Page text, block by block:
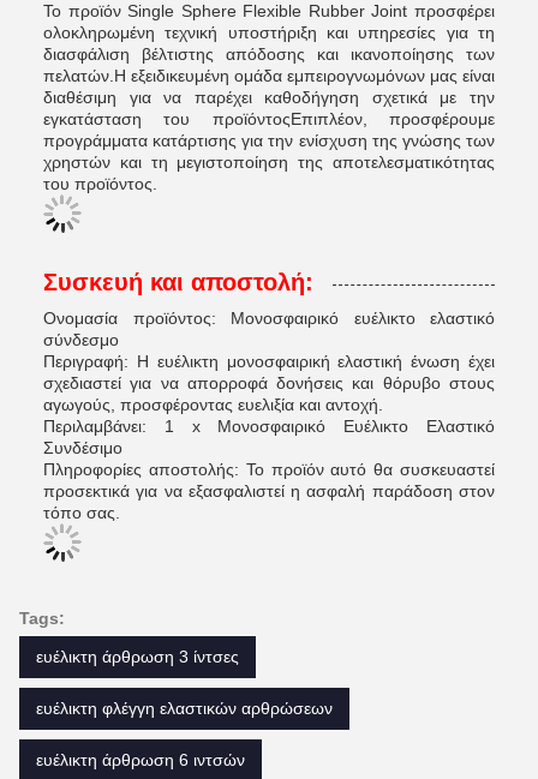
Το προϊόν Single Sphere Flexible Rubber Joint προσφέρει
ολοκληρωμένη τεχνική υποστήριξη και υπηρεσίες για τη
διασφάλιση βέλτιστης απόδοσης και ικανοποίησης των
πελατών.Η εξειδικευμένη ομάδα εμπειρογνωμόνων μας είναι
διαθέσιμη για να παρέχει καθοδήγηση σχετικά με την
εγκατάσταση του προϊόντοςΕπιπλέον, προσφέρουμε
προγράμματα κατάρτισης για την ενίσχυση της γνώσης των
χρηστών και τη μεγιστοποίηση της αποτελεσματικότητας
του προϊόντος.
Συσκευή και αποστολή:
Ονομασία προϊόντος: Μονοσφαιρικό ευέλικτο ελαστικό
σύνδεσμο
Περιγραφή: Η ευέλικτη μονοσφαιρική ελαστική ένωση έχει
σχεδιαστεί για να απορροφά δονήσεις και θόρυβο στους
αγωγούς, προσφέροντας ευελιξία και αντοχή.
Περιλαμβάνει: 1 x Μονοσφαιρικό Ευέλικτο Ελαστικό
Συνδέσιμο
Πληροφορίες αποστολής: Το προϊόν αυτό θα συσκευαστεί
προσεκτικά για να εξασφαλιστεί η ασφαλή παράδοση στον
τόπο σας.
Tags:
ευέλικτη άρθρωση 3 ίντσες
ευέλικτη φλέγγη ελαστικών αρθρώσεων
ευέλικτη άρθρωση 6 ιντσών